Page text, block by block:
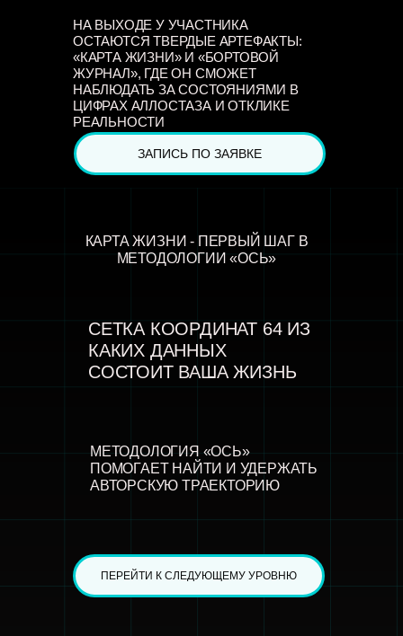
ЗАПИСЬ ПО ЗАЯВКЕ
НА ВЫХОДЕ У УЧАСТНИКА
ОСТАЮТСЯ ТВЕРДЫЕ АРТЕФАКТЫ:
«КАРТА ЖИЗНИ» И «БОРТОВОЙ
ЖУРНАЛ», ГДЕ ОН СМОЖЕТ
НАБЛЮДАТЬ ЗА СОСТОЯНИЯМИ В
ЦИФРАХ АЛЛОСТАЗА И ОТКЛИКЕ
РЕАЛЬНОСТИ
ПЕРЕЙТИ К СЛЕДУЮЩЕМУ УРОВНЮ
КАРТА ЖИЗНИ - ПЕРВЫЙ ШАГ В
МЕТОДОЛОГИИ «ОСЬ»
МЕТОДОЛОГИЯ «ОСЬ»
ПОМОГАЕТ НАЙТИ И УДЕРЖАТЬ
АВТОРСКУЮ ТРАЕКТОРИЮ
СЕТКА КООРДИНАТ 64 ИЗ
КАКИХ ДАННЫХ
СОСТОИТ ВАША ЖИЗНЬ